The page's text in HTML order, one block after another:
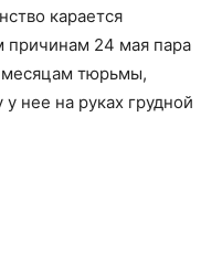
карается
причинам 24 мая пара
тюрьмы,
нее на руках грудной